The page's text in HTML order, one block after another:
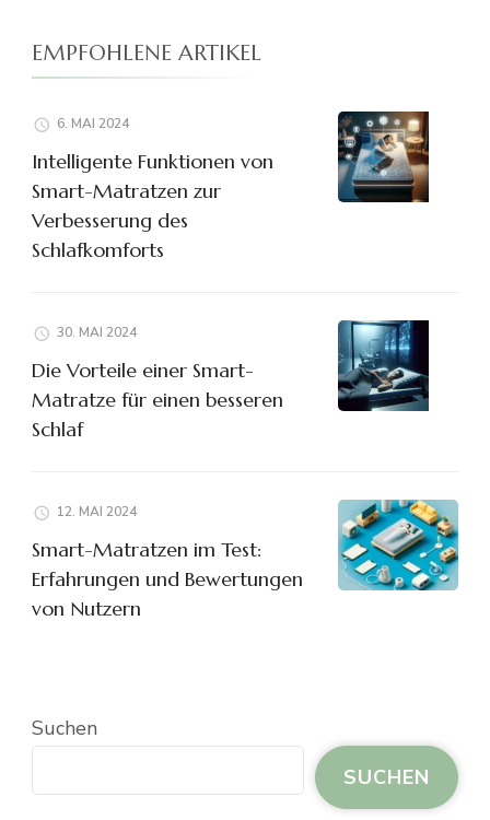
EMPFOHLENE ARTIKEL
6. MAI 2024
Intelligente Funktionen von
Smart-Matratzen zur
Verbesserung des
Schlafkomforts
30. MAI 2024
Die Vorteile einer Smart-
Matratze für einen besseren
Schlaf
12. MAI 2024
Smart-Matratzen im Test:
Erfahrungen und Bewertungen
von Nutzern
Suchen
SUCHEN